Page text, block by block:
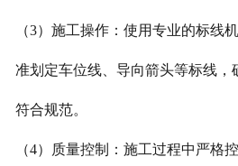
（3）施工操作：使用专业的标线
准划定车位线、导向箭头等标线，
符合规范。
（4）质量控制：施工过程中严格